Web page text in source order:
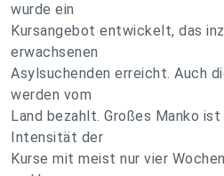
wurde ein
Kursangebot entwickelt, das
erwachsenen
Asylsuchenden erreicht. Auch
werden vom
Land bezahlt. Großes Manko
Intensität der
Kurse mit meist nur vier